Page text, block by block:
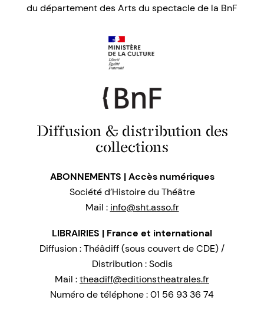
du département des Arts du spectacle de la BnF
Diffusion & distribution des
collections
ABONNEMENTS | Accès numériques
Société d’Histoire du Théâtre
Mail : info@sht.asso.fr
LIBRAIRIES | France et international
Diffusion : Théâdiff (sous couvert de CDE) /
Distribution : Sodis
Mail :theadiff@editionstheatrales.fr
Numéro de téléphone : 01 56 93 36 74